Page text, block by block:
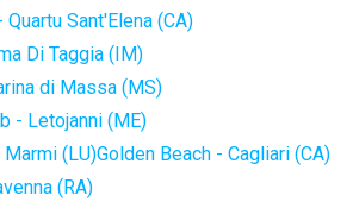
Sant'Elena (CA)
Di Taggia (IM)
di Massa (MS)
- Letojanni (ME)
(LU)Golden Beach - Cagliari (CA)
(RA)